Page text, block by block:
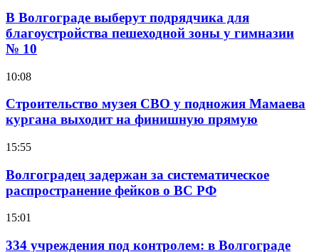
В Волгограде выберут подрядчика для
благоустройства пешеходной зоны у гимназии
№ 10
10:08
Строительство музея СВО у подножия Мамаева
кургана выходит на финишную прямую
15:55
Волгоградец задержан за систематическое
распространение фейков о ВС РФ
15:01
334 учреждения под контролем: в Волгограде